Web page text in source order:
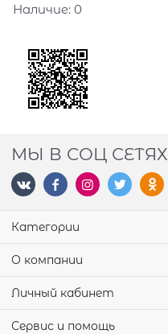
Наличие: 0
МЫ В СОЦ СЕТЯХ
Категории
О компании
Личный кабинет
Сервис и помощь